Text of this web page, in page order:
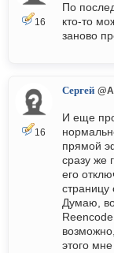
16
По
кто-то
заново
16
Сергей
И еще
прямой
сразу же
его
страницу
Думаю,
этого мне